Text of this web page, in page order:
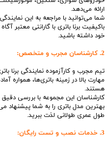
ارائه می‌دهد.
شما می‌توانید با مراجعه به این
باکیفیت برنا باتری با گارانتی معتبر
خود داشته باشید.
2. کارشناسان مجرب و متخصص:
تیم مجرب و کارآزموده نمایندگی برنا
مهارت بالا در زمینه باتری‌ها، همواره
هستند.
کارشناسان این مجموعه با بررسی دقیق
بهترین مدل باتری را به شما پیشنهاد
طول عمری طولانی لذت ببرید.
3. خدمات نصب و تست رایگان: